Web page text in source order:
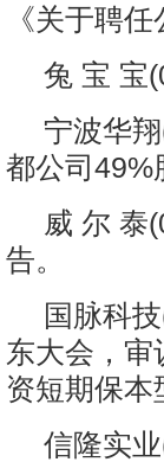
《关于聘
兔 宝 宝
宁波华
都公司49%
威 尔 泰
告。
国脉科
东大会，审
资短期保本
信隆实